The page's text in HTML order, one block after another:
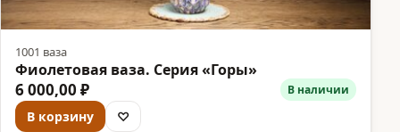
1001 ваза
Фиолетовая ваза. Серия «Горы»
6 000,00 ₽ В наличии
В корзину ♡